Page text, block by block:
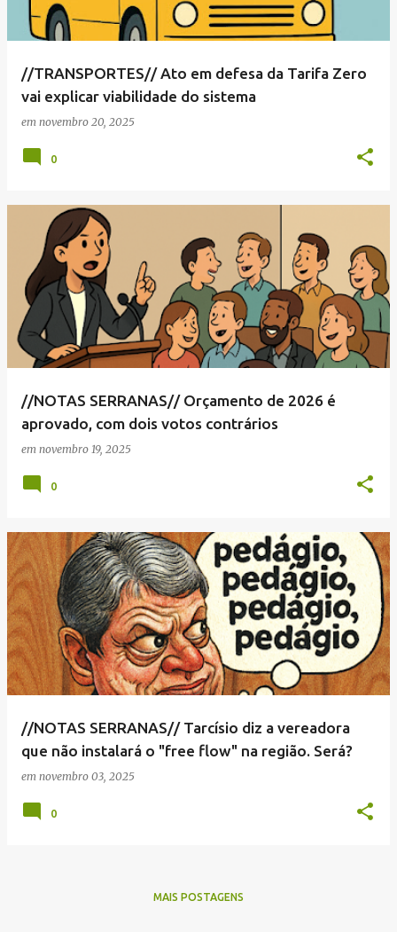
//TRANSPORTES// Ato em defesa da Tarifa Zero
vai explicar viabilidade do sistema
em novembro 20, 2025
0
//NOTAS SERRANAS// Orçamento de 2026 é
aprovado, com dois votos contrários
em novembro 19, 2025
0
//NOTAS SERRANAS// Tarcísio diz a vereadora
que não instalará o "free flow" na região. Será?
em novembro 03, 2025
0
MAIS POSTAGENS